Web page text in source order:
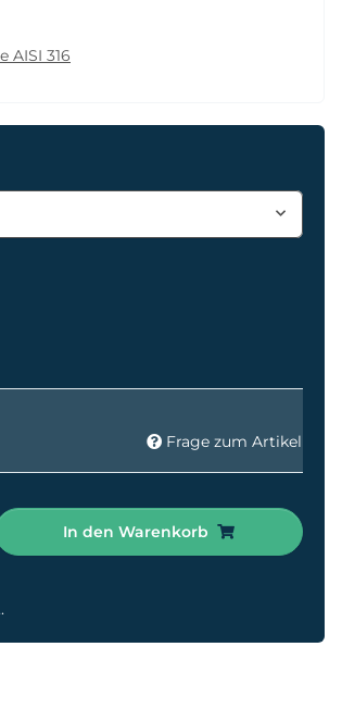
AISI 316
Frage zum Artikel
In den Warenkorb